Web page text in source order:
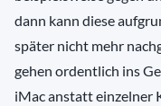
dann kann diese
später nicht mehr
gehen ordentlich ins
iMac anstatt einzelner